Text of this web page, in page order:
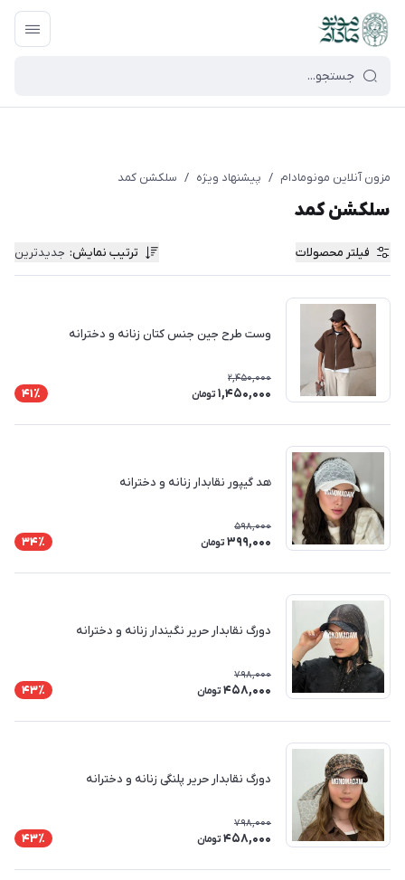
google-site-verification=UkFKasNatN7FPdBOwdojHjkgfDasi-
9oGygsJEdAZik
مزون آنلاین مونومادام / پیشنهاد ویژه / سلکشن کمد
سلکشن کمد
فیلتر محصولات ترتیب نمایش: جدیدترین
وست طرح جین جنس کتان زنانه و دخترانه
2,450,000
1,450,000 تومان 41٪
هد گیپور نقابدار زنانه و دخترانه
598,000
399,000 تومان 34٪
دورگ نقابدار حریر نگیندار زنانه و دخترانه
798,000
458,000 تومان 43٪
دورگ نقابدار حریر پلنگی زنانه و دخترانه
798,000
458,000 تومان 43٪